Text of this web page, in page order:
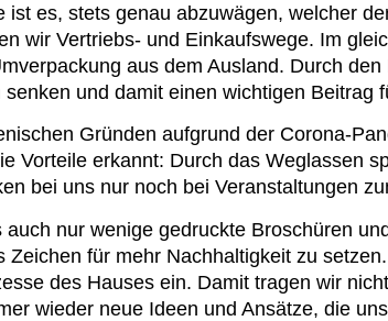
ist es, stets genau abzuwägen, welcher
wir Vertriebs- und Einkaufswege. Im
aus dem Ausland. Durch
und damit einen wichtigen Beitrag
Gründen aufgrund der Corona-
Vorteile erkannt: Durch das Weglassen
bei uns nur noch bei Veranstaltungen
auch nur wenige gedruckte Broschüren
Zeichen für mehr Nachhaltigkeit zu
des Hauses ein. Damit tragen wir
wieder neue Ideen und Ansätze, die